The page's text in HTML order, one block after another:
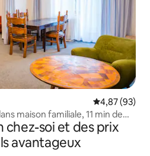
Note
4,87 (93)
maison familiale, 11 min de
chez-soi et des prix
avantageux